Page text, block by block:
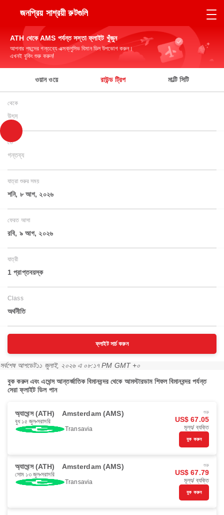
জনপ্রিয় সাশ্রয়ী রুটগুলি
ATH থেকে AMS পর্যন্ত সস্তা ফ্লাইট খুঁজুন
আপনার পছন্দের গন্তব্যে এক্সক্লুসিভ বিমান ডিল উপভোগ করুন।
এখনই বুকিং শুরু করুন!
ওয়ান ওয়ে রাউন্ড ট্রিপ মাল্টি সিটি
থেকে
উৎস
তে
গন্তব্য
যাত্রা শুরুর সময়
শনি, ৮ আগ, ২০২৬
ফেরত আসা
রবি, ৯ আগ, ২০২৬
যাত্রী
1 প্রাপ্তবয়স্ক
Class
অর্থনীতি
ফ্লাইট সার্চ করুন
সর্বশেষ আপডেট১১ জুলাই, ২০২৬ এ ০৮:১৭ PM GMT +০
বুক করুন এবং এথেন্স আন্তর্জাতিক বিমানবন্দর থেকে আমস্টারডাম শিফল বিমানবন্দর পর্যন্ত
সেরা ফ্লাইট ডিল পান
অ্যাথেন্স (ATH) Amsterdam (AMS)
বুধ ১৫ জুল সরাসরি
Transavia
শুরু
US$ 67.05
মূল্য/ ব্যক্তি
বুক করুন
অ্যাথেন্স (ATH) Amsterdam (AMS)
সোম ১৩ জুল সরাসরি
Transavia
শুরু
US$ 67.79
মূল্য/ ব্যক্তি
বুক করুন